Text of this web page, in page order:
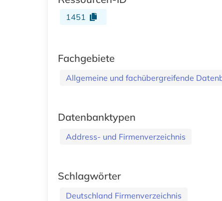
1451
Fachgebiete
Allgemeine und fachübergreifende
Datenbanktypen
Address- und Firmenverzeichnis
Schlagwörter
Deutschland Firmenverzeichnis